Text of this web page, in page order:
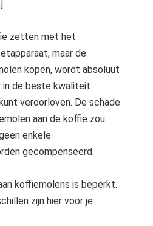
zetten met het
maar de
kopen, wordt absoluut
in de beste kwaliteit
veroorloven. De schade
aan de koffie zou
enkele
gecompenseerd.
koffiemolens is beperkt.
zijn hier voor je